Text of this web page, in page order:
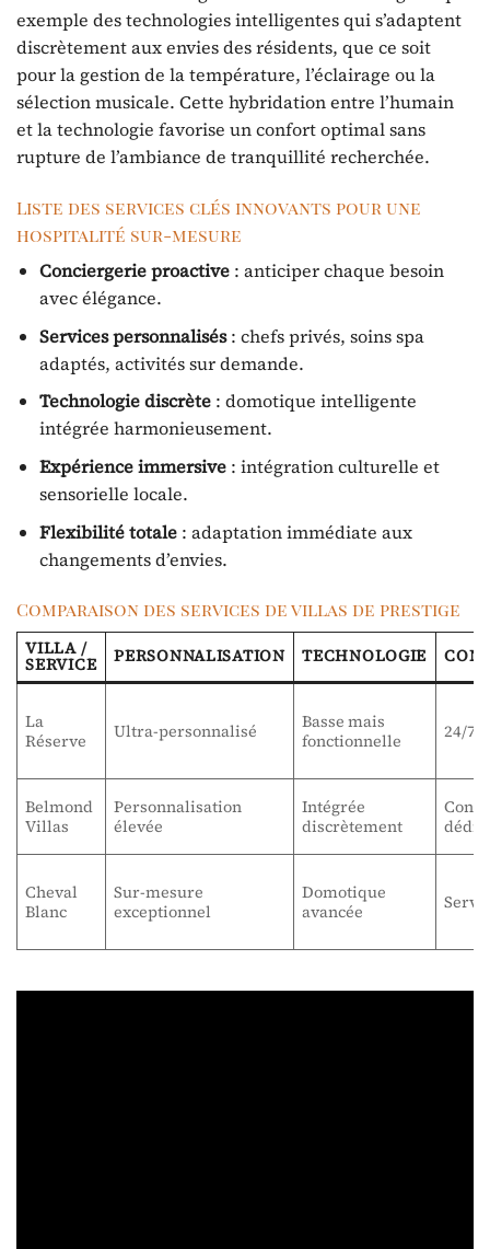
exemple des technologies intelligentes qui s’adaptent
discrètement aux envies des résidents, que ce soit
pour la gestion de la température, l’éclairage ou la
sélection musicale. Cette hybridation entre l’humain
et la technologie favorise un confort optimal sans
rupture de l’ambiance de tranquillité recherchée.
Liste des services clés innovants pour une
hospitalité sur-mesure
Conciergerie proactive: anticiper chaque besoin
avec élégance.
Services personnalisés: chefs privés, soins spa
adaptés, activités sur demande.
Technologie discrète: domotique intelligente
intégrée harmonieusement.
Expérience immersive: intégration culturelle et
sensorielle locale.
Flexibilité totale: adaptation immédiate aux
changements d’envies.
Comparaison des services de villas de prestige
VILLA /
SERVICE PERSONNALISATION TECHNOLOGIE
La
Réserve
Ultra-personnalisé
Basse mais
fonctionnelle
24/7,
Belmond
Villas
Personnalisation
élevée
Intégrée
discrètement
Cheval
Blanc
Sur-mesure
exceptionnel
Domotique
avancée